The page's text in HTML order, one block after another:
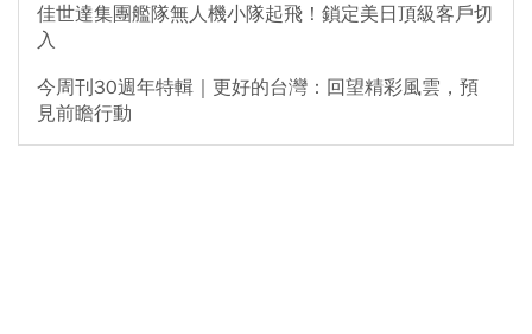
佳世達集團艦隊無人機小隊起飛！鎖定美日頂級客戶切
入
今周刊30週年特輯｜更好的台灣：回望精彩風雲，預
見前瞻行動